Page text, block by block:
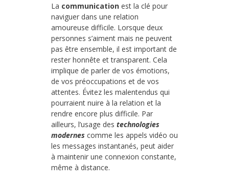
La communication est la clé pour
naviguer dans une relation
amoureuse difficile. Lorsque deux
personnes s’aiment mais ne peuvent
pas être ensemble, il est important de
rester honnête et transparent. Cela
implique de parler de vos émotions,
de vos préoccupations et de vos
attentes. Évitez les malentendus qui
pourraient nuire à la relation et la
rendre encore plus difficile. Par
ailleurs, l’usage des technologies
modernes comme les appels vidéo ou
les messages instantanés, peut aider
à maintenir une connexion constante,
même à distance.